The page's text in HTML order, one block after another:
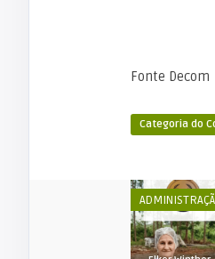
Fonte Decom
Categoria do